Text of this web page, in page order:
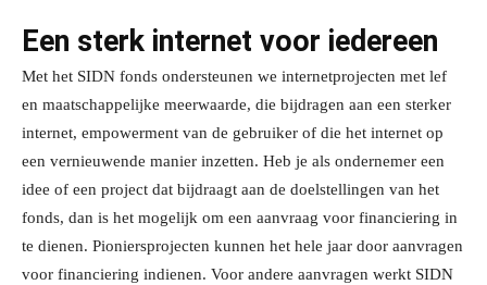
Een sterk internet voor iedereen
Met het SIDN fonds ondersteunen we internetprojecten met lef
en maatschappelijke meerwaarde, die bijdragen aan een sterker
internet, empowerment van de gebruiker of die het internet op
een vernieuwende manier inzetten. Heb je als ondernemer een
idee of een project dat bijdraagt aan de doelstellingen van het
fonds, dan is het mogelijk om een aanvraag voor financiering in
te dienen. Pioniersprojecten kunnen het hele jaar door aanvragen
voor financiering indienen. Voor andere aanvragen werkt SIDN